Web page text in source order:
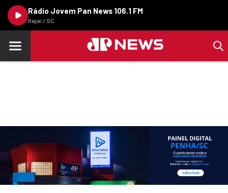
Rádio Jovem Pan News 106.1 FM
Itajaí / SC